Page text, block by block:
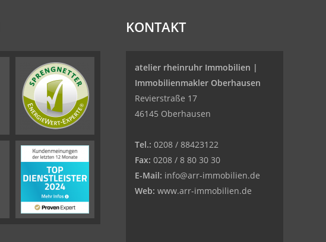
KONTAKT
atelier rheinruhr Immobilien |
Immobilienmakler Oberhausen
Revierstraße 17
46145 Oberhausen
Tel.: 0208 / 88423122
Fax: 0208 / 8 80 30 30
E-Mail: info@arr-immobilien.de
Web: www.arr-immobilien.de